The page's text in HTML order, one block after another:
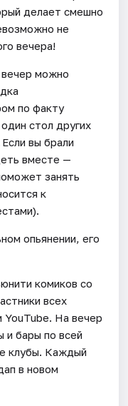
делает смешно
не
вечера!
можно
по факту
стол других
вы брали
вместе —
занять
к
опьянении, его
комиков со
всех
YouTube. На вечер
бары по всей
клубы. Каждый
в новом